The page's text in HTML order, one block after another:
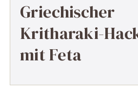
Griechischer
Kritharaki-
mit Feta